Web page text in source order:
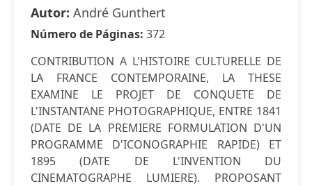
Autor: André Gunthert
Número de Páginas: 372
CONTRIBUTION A L'HISTOIRE CULTURELLE DE
LA FRANCE CONTEMPORAINE, LA THESE
EXAMINE LE PROJET DE CONQUETE DE
L'INSTANTANE PHOTOGRAPHIQUE, ENTRE 1841
(DATE DE LA PREMIERE FORMULATION D'UN
PROGRAMME D'ICONOGRAPHIE RAPIDE) ET
1895 (DATE DE L'INVENTION DU
CINEMATOGRAPHE LUMIERE). PROPOSANT